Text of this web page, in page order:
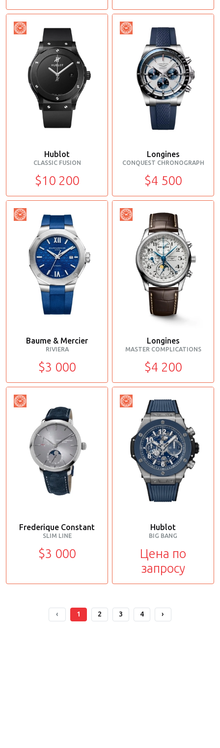
Hublot
CLASSIC FUSION
$10 200
Longines
CONQUEST CHRONOGRAPH
$4 500
Baume & Mercier
RIVIERA
$3 000
Longines
MASTER COMPLICATIONS
$4 200
Frederique Constant
SLIM LINE
$3 000
Hublot
BIG BANG
Цена по
запросу
‹ 1 2 3 4 ›